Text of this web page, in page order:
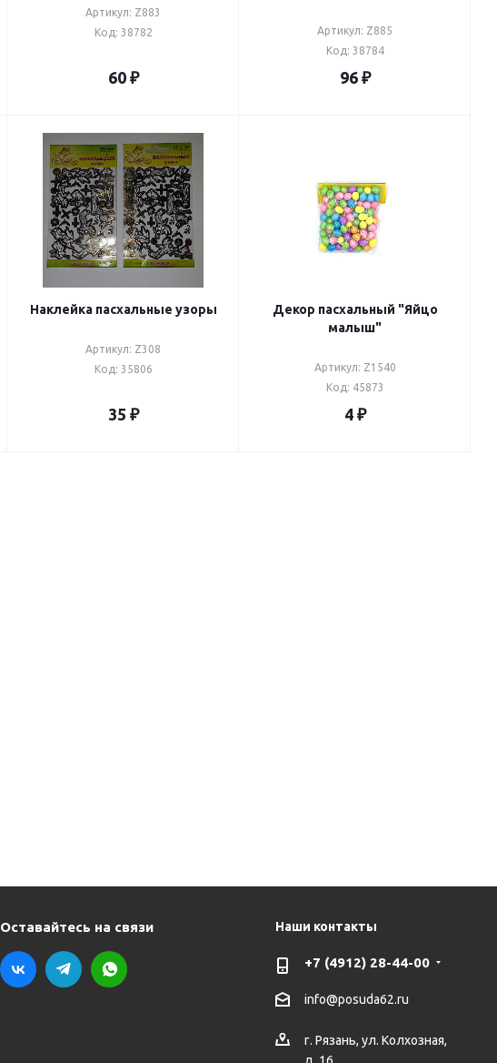
Артикул: Z883
Код: 38782
60₽
Артикул: Z885
Код: 38784
96₽
Наклейка пасхальные узоры
Артикул: Z308
Код: 35806
35 ₽
Декор пасхальный "Яйцо
малыш"
Артикул: Z1540
Код: 45873
4₽
Оставайтесь на связи Наши контакты
+7 (4912) 28-44-00
info@posuda62.ru
г. Рязань, ул. Колхозная,
д. 16